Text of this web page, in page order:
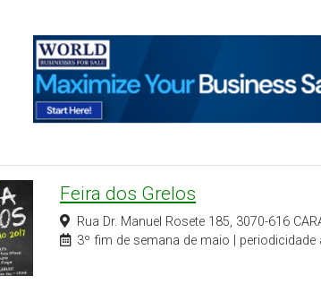
Feira dos Grelos
Rua Dr. Manuel Rosete 185, 3070-616
3º fim de semana de maio | periodicidade